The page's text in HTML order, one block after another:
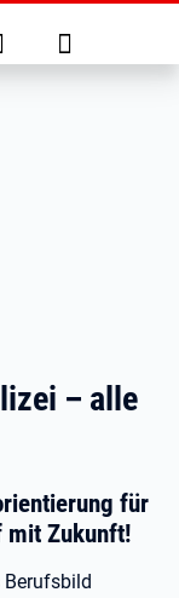
Anmelden
– alle
für
mit Zukunft!
Berufsbild